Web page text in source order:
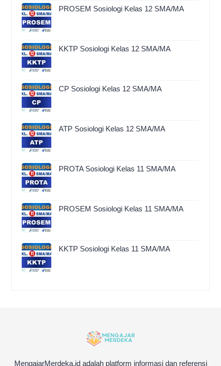
PROSEM Sosiologi Kelas 12 SMA/MA
KKTP Sosiologi Kelas 12 SMA/MA
CP Sosiologi Kelas 12 SMA/MA
ATP Sosiologi Kelas 12 SMA/MA
PROTA Sosiologi Kelas 11 SMA/MA
PROSEM Sosiologi Kelas 11 SMA/MA
KKTP Sosiologi Kelas 11 SMA/MA
MengajarMerdeka.id adalah platform informasi dan referensi